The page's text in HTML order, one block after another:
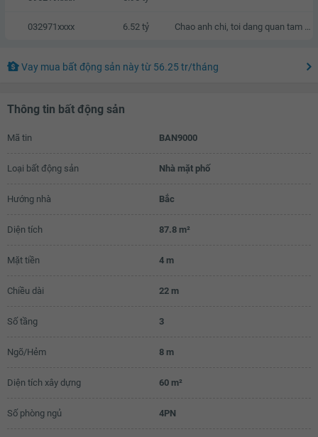
032971xxxx 6.52 tỷ
Vay mua bất động sản nàytừ 56.25 tr/tháng
Thông tin bất động sản
Mã tin BAN9000
Loại bất động sản Nhà mặt phố
Hướng nhà Bắc
Diện tích 87.8 m²
Mặt tiền 4 m
Chiều dài 22 m
Số tầng 3
Ngõ/Hẻm 8 m
Diện tích xây dựng 60 m²
Số phòng ngủ 4PN